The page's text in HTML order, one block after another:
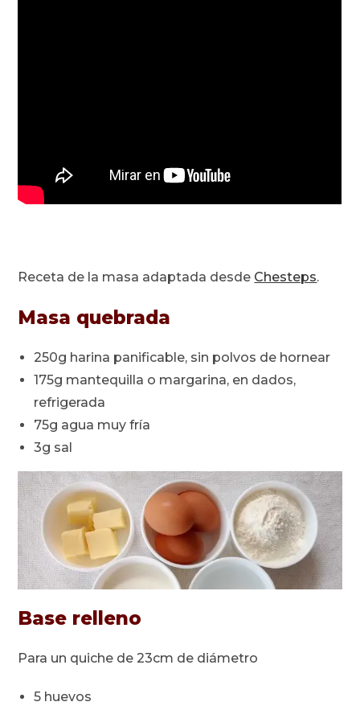
Receta de la masa adaptada desde Chesteps.
Masa quebrada
250g harina panificable, sin polvos de hornear
175g mantequilla o margarina, en dados,
refrigerada
75g agua muy fría
3g sal
Base relleno
Para un quiche de 23cm de diámetro
5 huevos